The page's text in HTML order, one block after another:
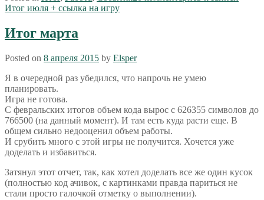
Итог июля + ссылка на игру
Итог марта
Posted on 8 апреля 2015 by Elsper
Я в очередной раз убедился, что напрочь не умею
планировать.
Игра не готова.
С февральских итогов объем кода вырос с 626355 символов до
766500 (на данный момент). И там есть куда расти еще. В
общем сильно недооценил объем работы.
И срубить много с этой игры не получится. Хочется уже
доделать и избавиться.
Затянул этот отчет, так, как хотел доделать все же один кусок
(полностью код ачивок, с картинками правда париться не
стали просто галочкой отметку о выполнении).